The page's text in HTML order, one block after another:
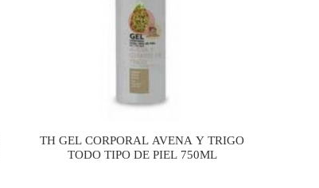
TH GEL CORPORAL AVENA Y TRIGO
TODO TIPO DE PIEL 750ML